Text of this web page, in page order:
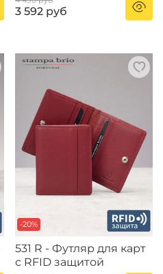
3 592 руб
-20%
531 R - Футляр для карт
с RFID защитой